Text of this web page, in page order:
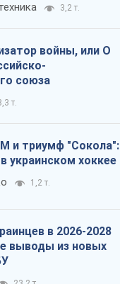
3,2 т.
войны, или О
союза
т.
и триумф "Сокола":
украинском хоккее
1,2 т.
в 2026-2028
выводы из новых